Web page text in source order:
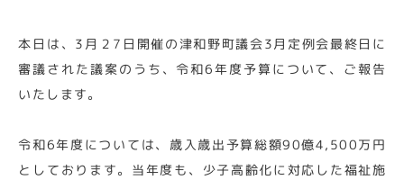
本日は、3月２7日開催の津和野町議会3月定例会最終日に
審議された議案のうち、令和6年度予算について、ご報告
いたします。
令和6年度については、歳入歳出予算総額90億4,500万円
としております。当年度も、少子高齢化に対応した福祉施